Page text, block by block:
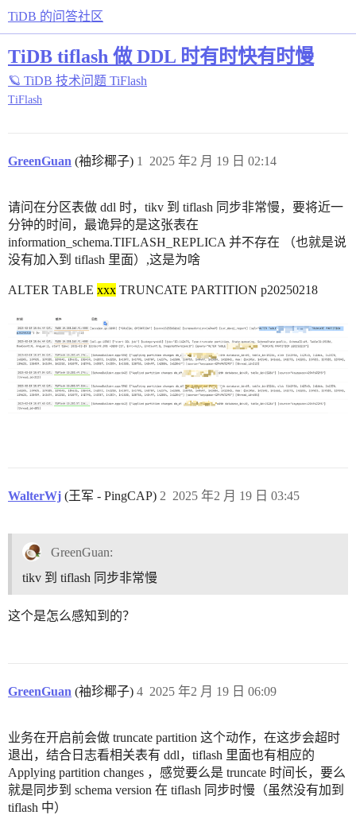
TiDB 的问答社区
TiDB tiflash 做 DDL 时有时快有时慢
🪐 TiDB 技术问题 TiFlash
TiFlash
GreenGuan (袖珍椰子) 2025 年2 月 19 日 02:14
1
请问在分区表做 ddl 时，tikv 到 tiflash 同步非常慢，要将近一
分钟的时间，最诡异的是这张表在
information_schema.TIFLASH_REPLICA 并不存在 （也就是说
没有加入到 tiflash 里面）,这是为啥
ALTER TABLE xxx TRUNCATE PARTITION p20250218
WalterWj (王军 - PingCAP) 2025 年2 月 19 日 03:45
2
GreenGuan:
tikv 到 tiflash 同步非常慢
这个是怎么感知到的？
GreenGuan (袖珍椰子) 2025 年2 月 19 日 06:09
4
业务在开启前会做 truncate partition 这个动作，在这步会超时
退出，结合日志看相关表有 ddl，tiflash 里面也有相应的
Applying partition changes ，感觉要么是 truncate 时间长，要么
就是同步到 schema version 在 tiflash 同步时慢（虽然没有加到
tiflash 中）